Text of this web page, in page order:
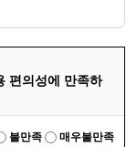
편의성에 만족하
불만족 매우불만족